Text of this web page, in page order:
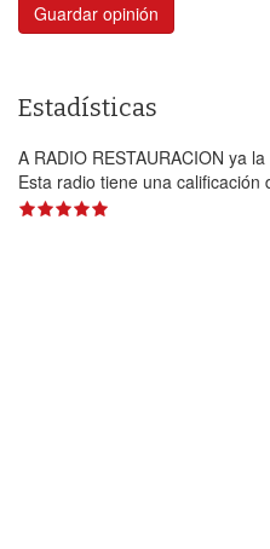
Guardar opinión
Estadísticas
A RADIO RESTAURACION ya
Esta radio tiene una calificación